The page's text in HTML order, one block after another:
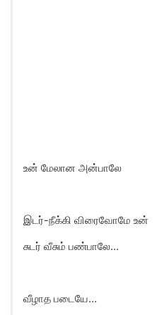
உன் மேலான அன்பாலே
இடர்-நீக்கி விரைவோமே உன்
சுடர் வீசும் பண்பாலே…
வீழாத படையே…